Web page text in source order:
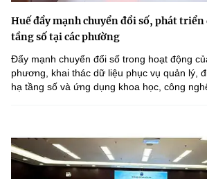
Huế đẩy mạnh chuyển đổi số, phát triển
tầng số tại các phường
Đẩy mạnh chuyển đổi số trong hoạt động
phương, khai thác dữ liệu phục vụ quản lý,
hạ tầng số và ứng dụng khoa học, công